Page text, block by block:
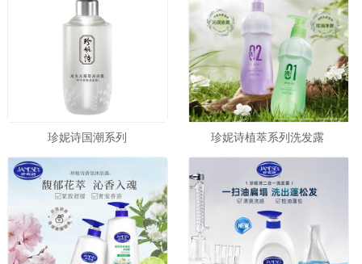
珍妮诗国潮系列 珍妮诗植萃系列洗发露